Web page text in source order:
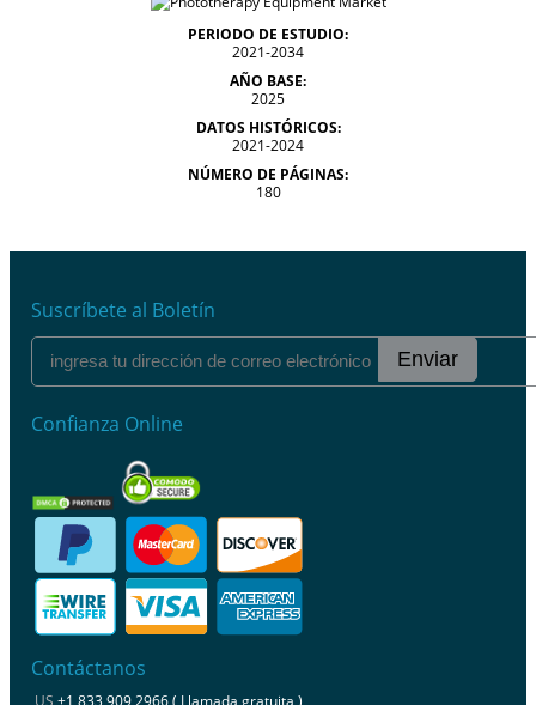
PERIODO DE ESTUDIO:
2021-2034
AÑO BASE:
2025
DATOS HISTÓRICOS:
2021-2024
NÚMERO DE PÁGINAS:
180
Suscríbete al Boletín
Enviar
Confianza Online
Contáctanos
US +1 833 909 2966 ( Llamada gratuita )